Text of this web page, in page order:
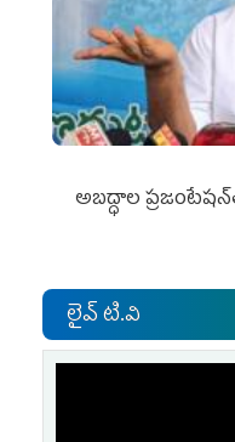
అబద్ధాల
లైవ్ టి.వి